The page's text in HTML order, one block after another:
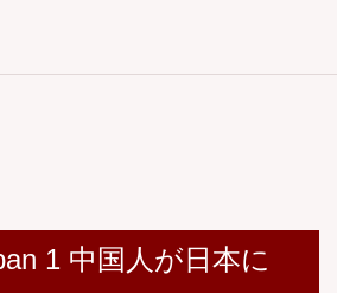
1 中国人が日本に